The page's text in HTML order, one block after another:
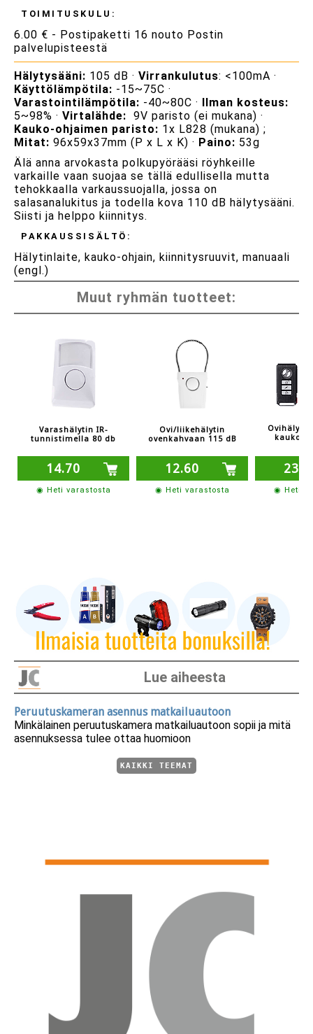
TOIMITUSKULU:
6.00 € - Postipaketti 16 nouto Postin
palvelupisteestä
Hälytysääni: 105 dB · Virrankulutus: <100mA ·
Käyttölämpötila: -15~75C ·
Varastointilämpötila: -40~80C · Ilman kosteus:
5~98% · Virtalähde: 9V paristo (ei mukana) ·
Kauko-ohjaimen paristo: 1x L828 (mukana) ;
Mitat: 96x59x37mm (P x L x K) · Paino: 53g
Älä anna arvokasta polkupyörääsi röyhkeille
varkaille vaan suojaa se tällä edullisella mutta
tehokkaalla varkaussuojalla, jossa on
salasanalukitus ja todella kova 110 dB hälytysääni.
Siisti ja helppo kiinnitys.
PAKKAUSSISÄLTÖ:
Hälytinlaite, kauko-ohjain, kiinnitysruuvit, manuaali
(engl.)
Muut ryhmän tuotteet:
Varashälytin IR-
tunnistimella 80 db
14.70
◉ Heti varastosta
Ovi/liikehälytin
ovenkahvaan 115 dB
12.60
◉ Heti varastosta
Ovihälytin
◉ Heti
Lue aiheesta
Peruutuskameran asennus matkailuautoon
Minkälainen peruutuskamera matkailuautoon sopii ja mitä
asennuksessa tulee ottaa huomioon
KAIKKI TEEMAT